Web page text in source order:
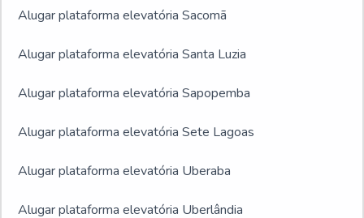
Alugar plataforma elevatória Sacomã
Alugar plataforma elevatória Santa Luzia
Alugar plataforma elevatória Sapopemba
Alugar plataforma elevatória Sete Lagoas
Alugar plataforma elevatória Uberaba
Alugar plataforma elevatória Uberlândia